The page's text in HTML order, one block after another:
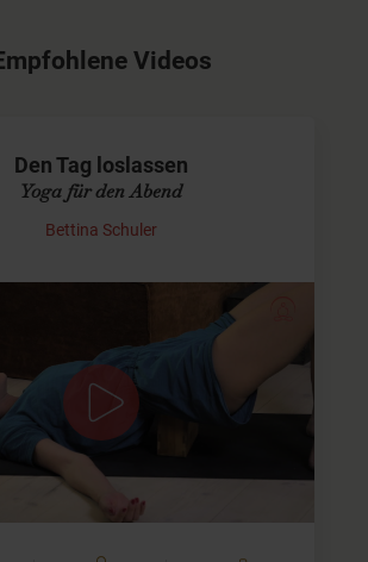
Videos
Den Tag loslassen
Yoga für den Abend
Bettina Schuler
Ruhe kommen am Abend
mit Dir gemeinsam den Tag ausklingen
von aktiv zu passiv in dieser Sequenz.
einige Asanas, um den Rücken zu dehnen
und zu…